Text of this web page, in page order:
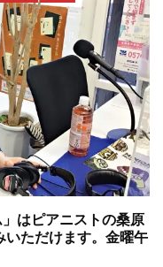
はピアニストの桑原
ただけます。金曜午